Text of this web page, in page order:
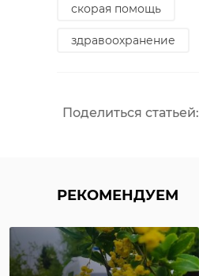
скорая помощь
здравоохранение
Поделиться статьей:
РЕКОМЕНДУЕМ
Поделиться статьей:
Всеволожский
район передал
бойцам в зоне
СВО два ква ...